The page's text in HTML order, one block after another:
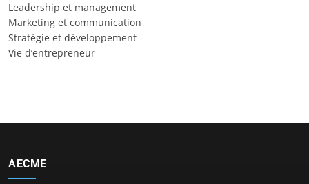
Leadership et management
Marketing et communication
Stratégie et développement
Vie d’entrepreneur
AECME